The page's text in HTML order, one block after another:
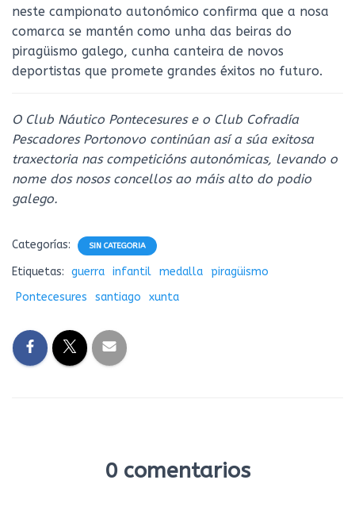
neste campionato autonómico confirma que a nosa
comarca se mantén como unha das beiras do
piragüismo galego, cunha canteira de novos
deportistas que promete grandes éxitos no futuro.
O Club Náutico Pontecesures e o Club Cofradía
Pescadores Portonovo continúan así a súa exitosa
traxectoria nas competicións autonómicas, levando o
nome dos nosos concellos ao máis alto do podio
galego.
Categorías: SIN CATEGORIA
Etiquetas: guerra infantil medalla
piragüismo
Pontecesures
santiago xunta
0 comentarios